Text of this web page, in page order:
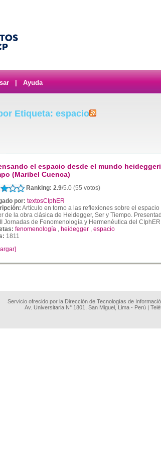
Ayuda
Etiqueta: espacio
el espacio desde el mundo
(Maribel Cuenca)
Ranking: 2.9/5.0 (55 votos)
por: textosCIphER
Artículo en torno a las reflexiones sobre el
de la obra clásica de Heidegger, Ser y Tiempo.
Jornadas de Fenomenología y Hermenéutica del
fenomenología , heidegger , espacio
1811
Servicio ofrecido por la Dirección de Tecnologías de
Av. Universitaria N° 1801, San Miguel, Lima - Perú |